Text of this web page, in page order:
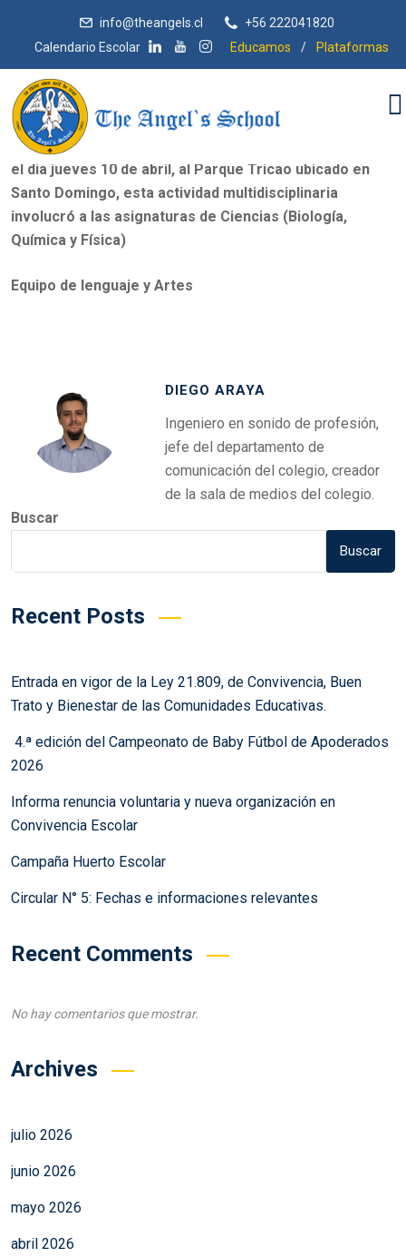
info@theangels.cl
+56 222041820
Calendario Escolar
Educamos / Plataformas
Diego Araya
Estimada comunidad queremos compartir con ustedes
la Fase de Exploratoria que realizaron ambos 8 básicos
el dia jueves 10 de abril, al Parque Tricao ubicado en
Santo Domingo, esta actividad multidisciplinaria
involucró a las asignaturas de Ciencias (Biología,
Química y Física)
Equipo de lenguaje y Artes
DIEGO ARAYA
Ingeniero en sonido de profesión,
jefe del departamento de
comunicación del colegio, creador
de la sala de medios del colegio.
Buscar
Buscar
Recent Posts
Entrada en vigor de la Ley 21.809, de Convivencia, Buen
Trato y Bienestar de las Comunidades Educativas.
4.ª edición del Campeonato de Baby Fútbol de Apoderados
2026
Informa renuncia voluntaria y nueva organización en
Convivencia Escolar
Campaña Huerto Escolar
Circular N° 5: Fechas e informaciones relevantes
Recent Comments
No hay comentarios que mostrar.
Archives
julio 2026
junio 2026
mayo 2026
abril 2026